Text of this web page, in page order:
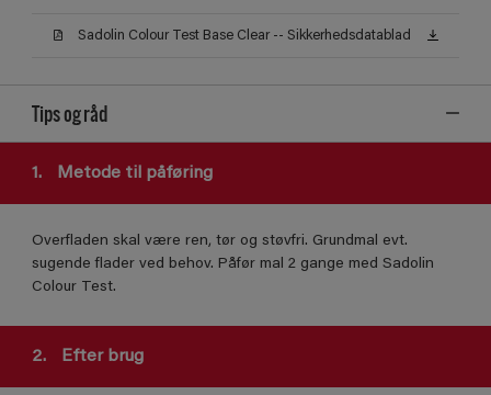
Sadolin Colour Test Base Clear -- Sikkerhedsdatablad
Tips og råd
1. Metode til påføring
Overfladen skal være ren, tør og støvfri. Grundmal evt.
sugende flader ved behov. Påfør mal 2 gange med Sadolin
Colour Test.
2. Efter brug